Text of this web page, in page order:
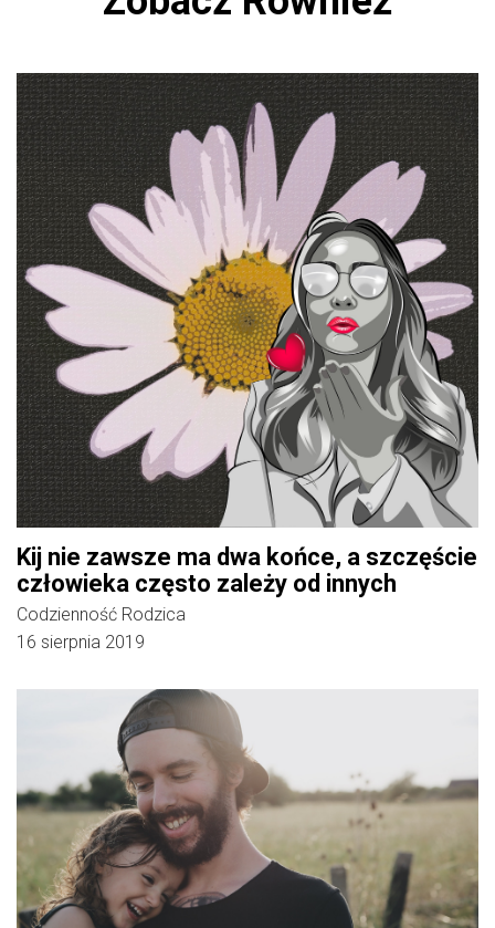
Kij nie zawsze ma dwa końce, a szczęście
człowieka często zależy od innych
Codzienność Rodzica
16 sierpnia 2019